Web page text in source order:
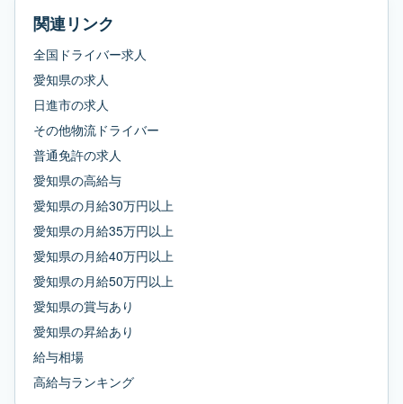
関連リンク
全国ドライバー求人
愛知県の求人
日進市の求人
その他物流ドライバー
普通免許の求人
愛知県の高給与
愛知県の月給30万円以上
愛知県の月給35万円以上
愛知県の月給40万円以上
愛知県の月給50万円以上
愛知県の賞与あり
愛知県の昇給あり
給与相場
高給与ランキング